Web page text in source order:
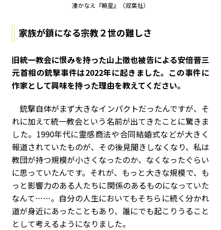
湊かなえ『暁星』（双葉社）
家族が鎖になる宗教２世の難しさ
――旧統一教会に恨みを持った山上徹也被告による安倍晋三
元首相の銃撃事件は2022年に起きました。この事件に
作家として興味を持った理由を教えてください。
銃撃自体がまず大きなインパクトだったんですが、そ
れに加えて統一教会という名前が出てきたことに驚きま
した。1990年代に霊感商法や合同結婚式などが大きく
報道されていたものが、その後見聞きしなくなり、私は
教団が持つ規模が小さくなったのか、なくなったぐらい
に思っていたんです。それが、もっと大きな規模で、も
っと影響力のある人たちに関係のあるものになっていた
なんて……。自分の人生においてもそちらに続く分かれ
道が身近にあったこともあり、誰にでも起こりうること
として考えるようになりました。